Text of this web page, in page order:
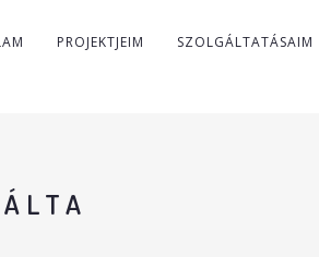
PROJEKTJEIM SZOLGÁLTATÁSAIM